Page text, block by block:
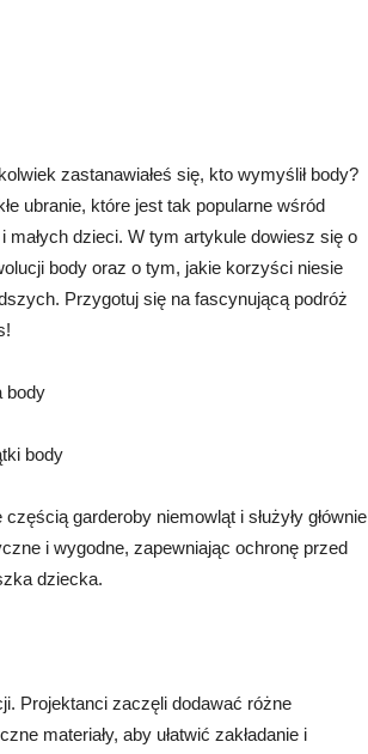
zastanawiałeś się, kto wymyślił body?
ubranie, które jest tak popularne wśród
małych dzieci. W tym artykule dowiesz się o
body oraz o tym, jakie korzyści niesie
Przygotuj się na fascynującą podróż
body
body
garderoby niemowląt i służyły głównie
i wygodne, zapewniając ochronę przed
dziecka.
Projektanci zaczęli dodawać różne
materiały, aby ułatwić zakładanie i